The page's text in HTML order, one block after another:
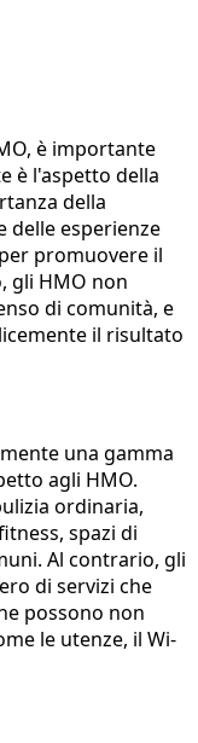
è importante
è l'aspetto della
della
delle esperienze
promuovere il
gli HMO non
di comunità, e
il risultato
una gamma
agli HMO.
ordinaria,
spazi di
Al contrario, gli
di servizi che
possono non
le utenze, il Wi-